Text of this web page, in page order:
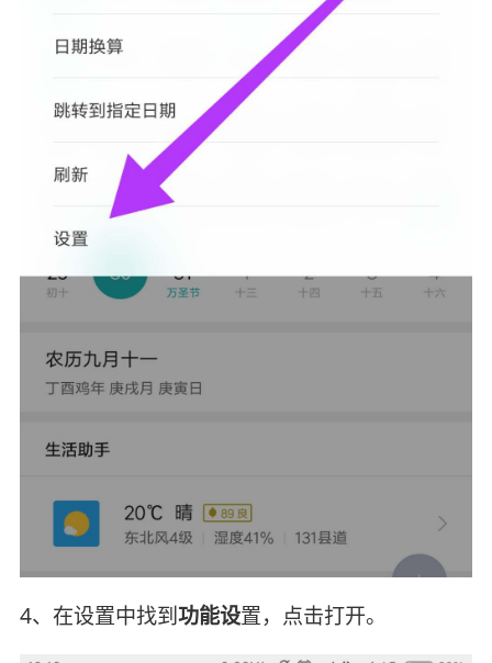
4、在设置中找到功能设置，点击打开。